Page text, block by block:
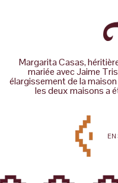
Margarita Casas,
mariée avec Jaime
élargissement de la
les deux maisons a
EN